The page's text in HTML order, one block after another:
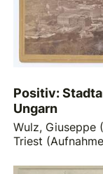
Positiv:
Ungarn
Wulz, Giuseppe
Triest